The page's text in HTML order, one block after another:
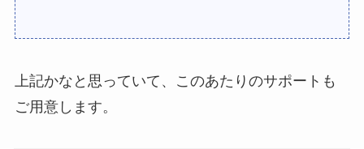
上記かなと思っていて、このあたりのサポートも
ご用意します。